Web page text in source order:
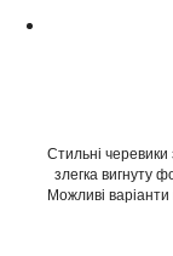
Стильні
злегка вигнуту
Можливі